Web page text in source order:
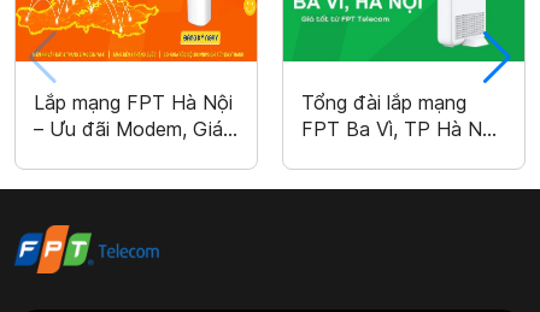
Lắp mạng FPT Hà Nội
– Ưu đãi Modem, Giá
Tổng đài lắp mạng
FPT Ba Vì, TP Hà Nội